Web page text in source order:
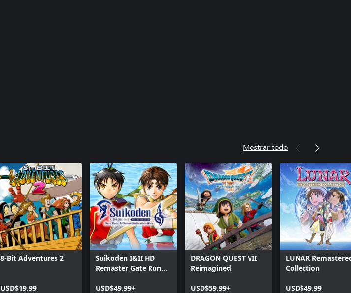
Mostrar todo
8-Bit Adventures 2
USD$19.99
Suikoden I&II HD
Remaster Gate Rune
Unification Wars
USD$49.99+
DRAGON QUEST VII
Reimagined
USD$59.99+
LUNAR
Collection
USD$49.99